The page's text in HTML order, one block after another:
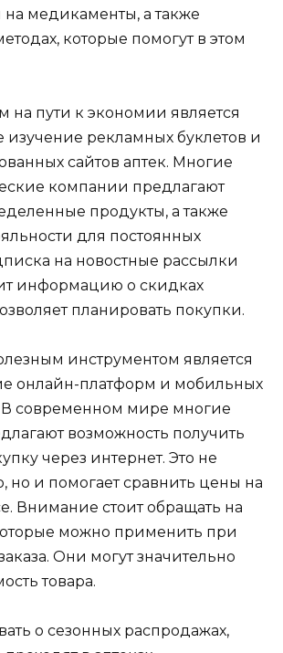
медикаменты, а также
которые помогут в этом
пути к экономии является
изучение рекламных буклетов и
сайтов аптек. Многие
компании предлагают
продукты, а также
для постоянных
на новостные рассылки
информацию о скидках
планировать покупки.
инструментом является
онлайн-платформ и мобильных
современном мире многие
возможность получить
через интернет. Это не
но и помогает сравнить цены на
Внимание стоит обращать на
можно применить при
Они могут значительно
товара.
о сезонных распродажах,